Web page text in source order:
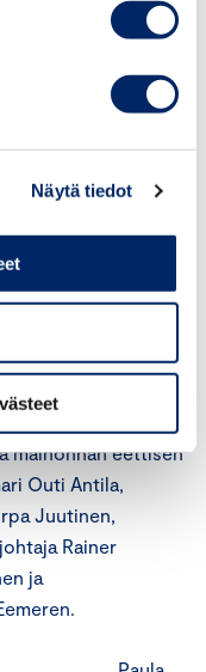
Näytä tiedot
että pikavippien
olevan mainoksen
rahat lopussa?” ei
ole ICC:n
eikä siten hyvän
mainonnan eettisen
Outi Antila,
Juutinen,
Rainer
ja